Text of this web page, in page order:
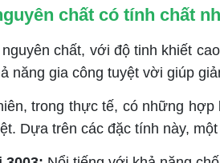
chất có tính chất
chất, với độ tinh khiết
năng gia công tuyệt vời giúp
trong thực tế, có những hợp
Dựa trên các đặc tính này,